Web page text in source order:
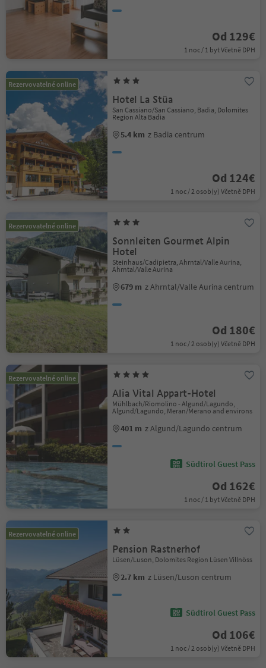
Od 129€
1 noc / 1 byt Včetně DPH
Rezervovatelné online
Hotel La Stüa
San Cassiano/San Cassiano, Badia, Dolomites
Region Alta Badia
5.4 km z Badia centrum
Od 124€
1 noc / 2 osob(y) Včetně DPH
Rezervovatelné online
Sonnleiten Gourmet Alpin
Hotel
Steinhaus/Cadipietra, Ahrntal/Valle Aurina,
Ahrntal/Valle Aurina
679 m z Ahrntal/Valle Aurina centrum
Od 180€
1 noc / 2 osob(y) Včetně DPH
Rezervovatelné online
Alia Vital Appart-Hotel
Mühlbach/Riomolino - Algund/Lagundo,
Algund/Lagundo, Meran/Merano and environs
401 m z Algund/Lagundo centrum
Südtirol Guest Pass
Od 162€
1 noc / 1 byt Včetně DPH
Rezervovatelné online
Pension Rastnerhof
Lüsen/Luson, Dolomites Region Lüsen Villnöss
2.7 km z Lüsen/Luson centrum
Südtirol Guest Pass
Od 106€
1 noc / 2 osob(y) Včetně DPH